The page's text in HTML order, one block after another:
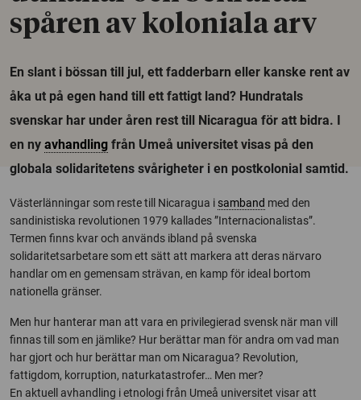
spåren av koloniala arv
En slant i bössan till jul, ett fadderbarn eller kanske rent av
åka ut på egen hand till ett fattigt land? Hundratals
svenskar har under åren rest till Nicaragua för att bidra. I
en ny avhandling från Umeå universitet visas på den
globala solidaritetens svårigheter i en postkolonial samtid.
Västerlänningar som reste till Nicaragua i samband med den
sandinistiska revolutionen 1979 kallades ”Internacionalistas”.
Termen finns kvar och används ibland på svenska
solidaritetsarbetare som ett sätt att markera att deras närvaro
handlar om en gemensam strävan, en kamp för ideal bortom
nationella gränser.
Men hur hanterar man att vara en privilegierad svensk när man vill
finnas till som en jämlike? Hur berättar man för andra om vad man
har gjort och hur berättar man om Nicaragua? Revolution,
fattigdom, korruption, naturkatastrofer… Men mer?
En aktuell avhandling i etnologi från Umeå universitet visar att